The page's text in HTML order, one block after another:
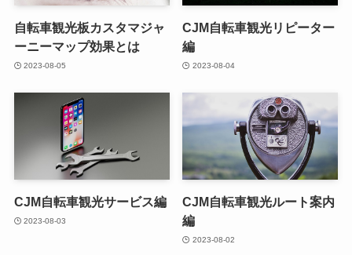
自転車観光板カスタマジャ
ーニーマップ効果とは
2023-08-05
CJM自転車観光リピーター
編
2023-08-04
CJM自転車観光サービス編
2023-08-03
CJM自転車観光ルート案内
編
2023-08-02